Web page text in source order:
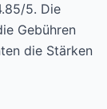
5. Die
Gebühren
die Stärken